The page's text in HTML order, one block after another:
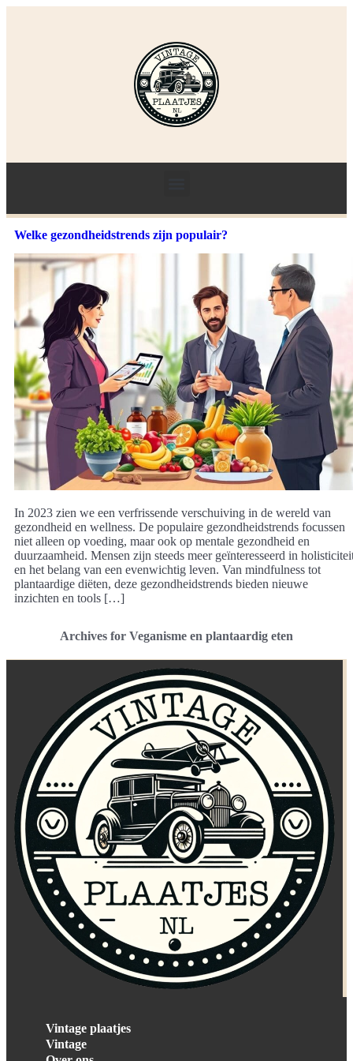
Welke gezondheidstrends zijn populair?
In 2023 zien we een verfrissende verschuiving in de wereld van
gezondheid en wellness. De populaire gezondheidstrends focussen
niet alleen op voeding, maar ook op mentale gezondheid en
duurzaamheid. Mensen zijn steeds meer geïnteresseerd in
en het belang van een evenwichtig leven. Van mindfulness tot
plantaardige diëten, deze gezondheidstrends bieden nieuwe
inzichten en tools […]
Archives for Veganisme en plantaardig eten
Vintage plaatjes
Vintage